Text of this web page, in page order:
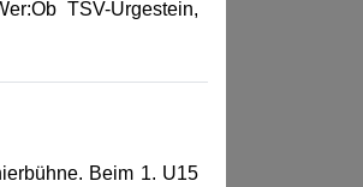
TSV-Urgestein,
Beim 1. U15